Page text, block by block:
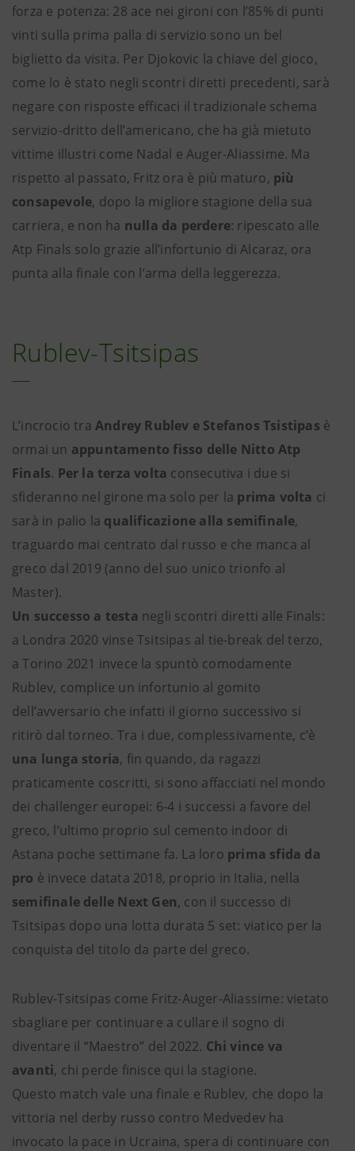
forza e potenza: 28 ace nei gironi con l’85% di punti
vinti sulla prima palla di servizio sono un bel
biglietto da visita. Per Djokovic la chiave del gioco,
come lo è stato negli scontri diretti precedenti, sarà
negare con risposte efficaci il tradizionale schema
servizio-dritto dell’americano, che ha già mietuto
vittime illustri come Nadal e Auger-Aliassime. Ma
rispetto al passato, Fritz ora è più maturo, più
consapevole, dopo la migliore stagione della sua
carriera, e non ha nulla da perdere: ripescato alle
Atp Finals solo grazie all’infortunio di Alcaraz, ora
punta alla finale con l’arma della leggerezza.
Rublev-Tsitsipas
L’incrocio tra Andrey Rublev e Stefanos Tsistipas è
ormai un appuntamento fisso delle Nitto Atp
Finals. Per la terza volta consecutiva i due si
sfideranno nel girone ma solo per la prima volta ci
sarà in palio la qualificazione alla semifinale,
traguardo mai centrato dal russo e che manca al
greco dal 2019 (anno del suo unico trionfo al
Master).
Un successo a testa negli scontri diretti alle Finals:
a Londra 2020 vinse Tsitsipas al tie-break del terzo,
a Torino 2021 invece la spuntò comodamente
Rublev, complice un infortunio al gomito
dell’avversario che infatti il giorno successivo si
ritirò dal torneo. Tra i due, complessivamente, c’è
una lunga storia, fin quando, da ragazzi
praticamente coscritti, si sono affacciati nel mondo
dei challenger europei: 6-4 i successi a favore del
greco, l’ultimo proprio sul cemento indoor di
Astana poche settimane fa. La loro prima sfida da
pro è invece datata 2018, proprio in Italia, nella
semifinale delle Next Gen, con il successo di
Tsitsipas dopo una lotta durata 5 set: viatico per la
conquista del titolo da parte del greco.
Rublev-Tsitsipas come Fritz-Auger-Aliassime: vietato
sbagliare per continuare a cullare il sogno di
diventare il “Maestro” del 2022. Chi vince va
avanti, chi perde finisce qui la stagione.
Questo match vale una finale e Rublev, che dopo la
vittoria nel derby russo contro Medvedev ha
invocato la pace in Ucraina, spera di continuare con